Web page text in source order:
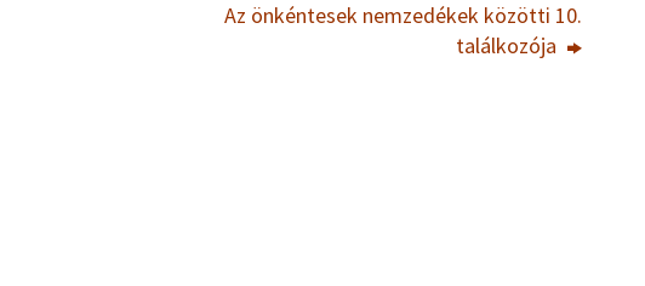
Az önkéntesek nemzedékek közötti 10.
találkozója